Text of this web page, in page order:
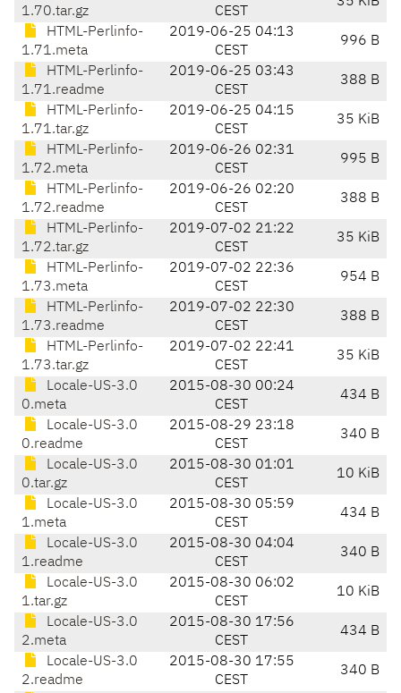
1.70.tar.gz
CEST
HTML-Perlinfo-
1.71.meta
2019-06-25 04:13
CEST
996 B
HTML-Perlinfo-
1.71.readme
2019-06-25 03:43
CEST
388 B
HTML-Perlinfo-
1.71.tar.gz
2019-06-25 04:15
CEST
35 KiB
HTML-Perlinfo-
1.72.meta
2019-06-26 02:31
CEST
995 B
HTML-Perlinfo-
1.72.readme
2019-06-26 02:20
CEST
388 B
HTML-Perlinfo-
1.72.tar.gz
2019-07-02 21:22
CEST
35 KiB
HTML-Perlinfo-
1.73.meta
2019-07-02 22:36
CEST
954 B
HTML-Perlinfo-
1.73.readme
2019-07-02 22:30
CEST
388 B
HTML-Perlinfo-
1.73.tar.gz
2019-07-02 22:41
CEST
35 KiB
Locale-US-3.0
0.meta
2015-08-30 00:24
CEST
434 B
Locale-US-3.0
0.readme
2015-08-29 23:18
CEST
340 B
Locale-US-3.0
0.tar.gz
2015-08-30 01:01
CEST
10 KiB
Locale-US-3.0
1.meta
2015-08-30 05:59
CEST
434 B
Locale-US-3.0
1.readme
2015-08-30 04:04
CEST
340 B
Locale-US-3.0
1.tar.gz
2015-08-30 06:02
CEST
10 KiB
Locale-US-3.0
2.meta
2015-08-30 17:56
CEST
434 B
Locale-US-3.0
2.readme
2015-08-30 17:55
CEST
340 B